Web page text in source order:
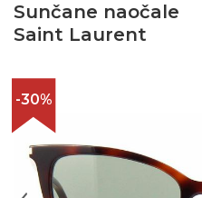
Sunčane naočale
Saint Laurent
-30%